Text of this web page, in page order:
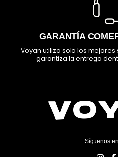
GARANTÍA
Voyan utiliza solo los
garantiza la entrega
Síguenos